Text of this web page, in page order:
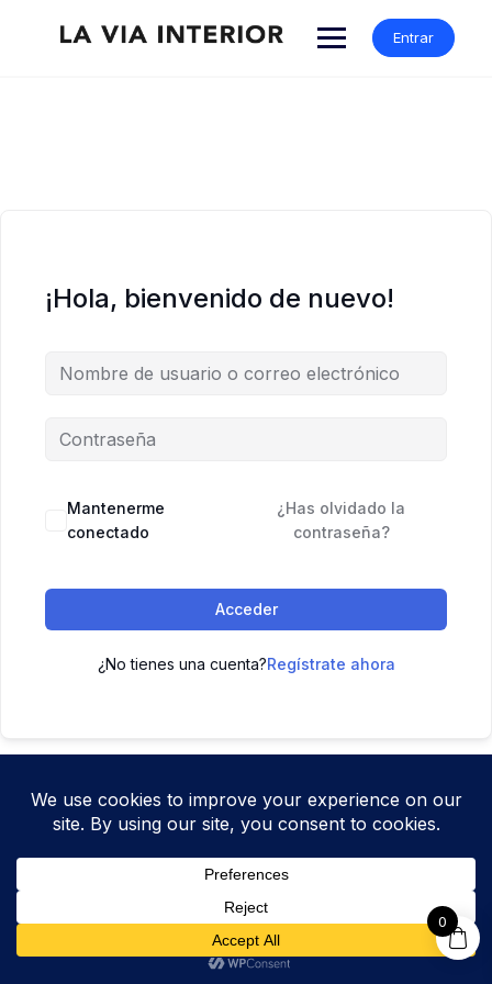
Entrar
¡Hola, bienvenido de nuevo!
Mantenerme
conectado
¿Has olvidado la
contraseña?
Acceder
¿No tienes una cuenta?Regístrate ahora
0